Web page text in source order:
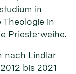
in
Theologie in
Priesterweihe.
nach Lindlar
bis 2021